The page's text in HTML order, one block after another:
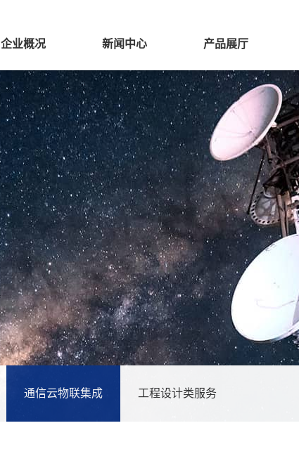
企业概况 新闻中心 产品展厅
通信云物联集成 工程设计类服务